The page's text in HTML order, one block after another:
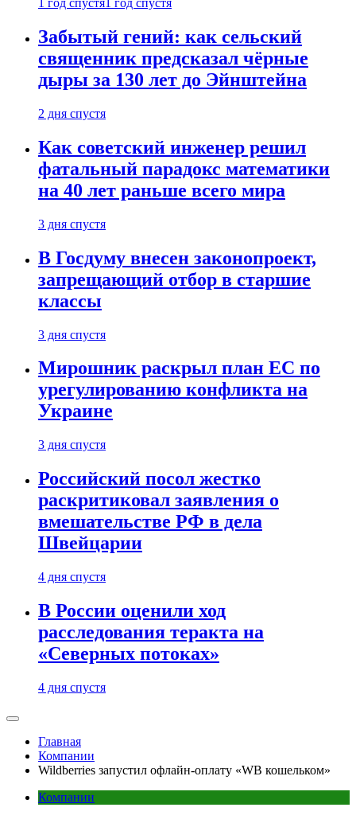
1 год спустя 1 год спустя
Забытый гений: как сельский
священник предсказал чёрные
дыры за 130 лет до Эйнштейна
2 дня спустя
Как советский инженер решил
фатальный парадокс математики
на 40 лет раньше всего мира
3 дня спустя
В Госдуму внесен законопроект,
запрещающий отбор в старшие
классы
3 дня спустя
Мирошник раскрыл план ЕС по
урегулированию конфликта на
Украине
3 дня спустя
Российский посол жестко
раскритиковал заявления о
вмешательстве РФ в дела
Швейцарии
4 дня спустя
В России оценили ход
расследования теракта на
«Северных потоках»
4 дня спустя
Главная
Компании
Wildberries запустил офлайн-оплату «WB кошельком»
Компании